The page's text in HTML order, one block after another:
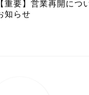
【重要】営業再開につ
知らせ